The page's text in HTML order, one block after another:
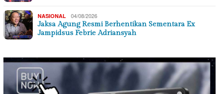
NASIONAL 04/08/2026
Jaksa Agung Resmi Berhentikan Sementara Ex
Jampidsus Febrie Adriansyah